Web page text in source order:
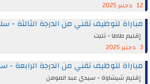
لتوظيف تقني من الدرجة الثالثة - سلم 9
طاطا - تليت
لتوظيف تقني من الدرجة الرابعة - سلم 8
شيشاوة - سيدي عبد المومن